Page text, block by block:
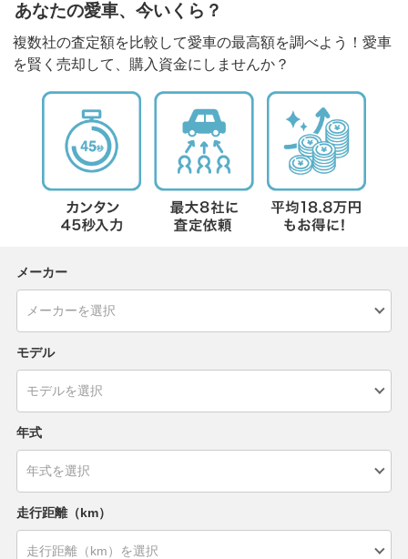
あなたの愛車、今いくら？
複数社の査定額を比較して愛車の最高額を調べよう！愛車
を賢く売却して、購入資金にしませんか？
メーカー
モデル
年式
走行距離（km）